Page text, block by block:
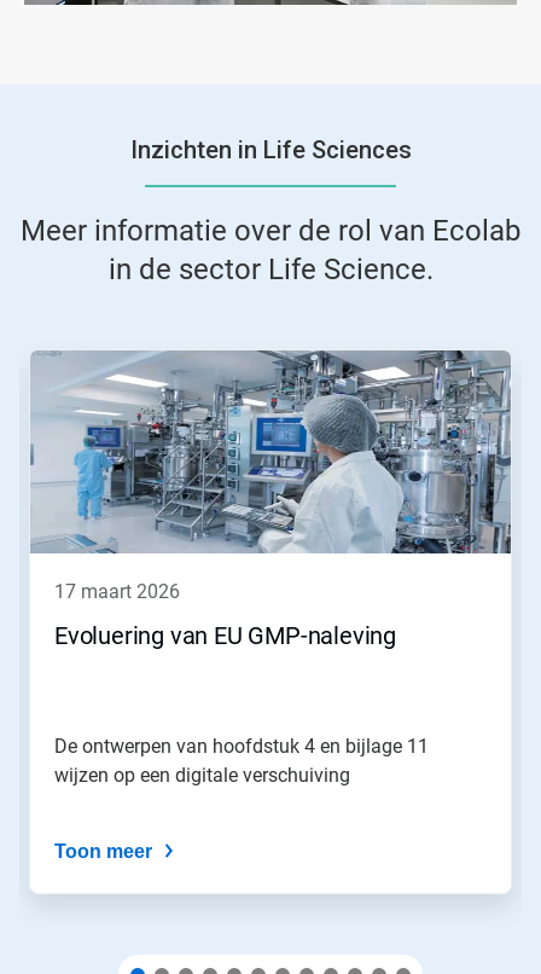
Inzichten in Life Sciences
Meer informatie over de rol van Ecolab
in de sector Life Science.
Dit
carrousel.
de
knoppen
Volgende
Vorige
diastippen.
17 maart 2026
Evoluering van EU GMP-naleving
De ontwerpen van hoofdstuk 4 en bijlage 11
wijzen op een digitale verschuiving
Toon meer